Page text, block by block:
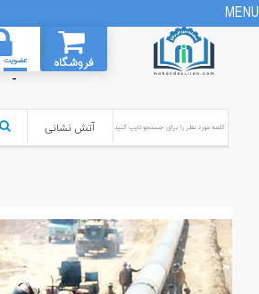
MENU
فروشگاه عضویت
-